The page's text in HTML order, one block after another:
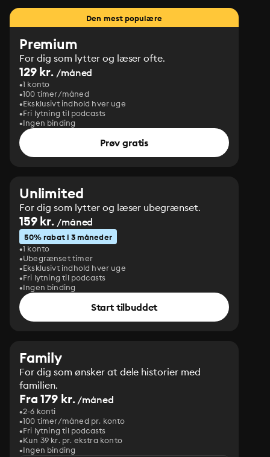
Den mest populære
Premium
For dig som lytter og læser ofte.
129 kr. /måned
1 konto
100 timer/måned
Eksklusivt indhold hver uge
Fri lytning til podcasts
Ingen binding
Prøv gratis
Unlimited
For dig som lytter og læser ubegrænset.
159 kr. /måned
50% rabat i 3 måneder
1 konto
Ubegrænset timer
Eksklusivt indhold hver uge
Fri lytning til podcasts
Ingen binding
Start tilbuddet
Family
For dig som ønsker at dele historier med
familien.
Fra 179 kr./måned
2-6 konti
100 timer/måned pr. konto
Fri lytning til podcasts
Kun 39 kr. pr. ekstra konto
Ingen binding